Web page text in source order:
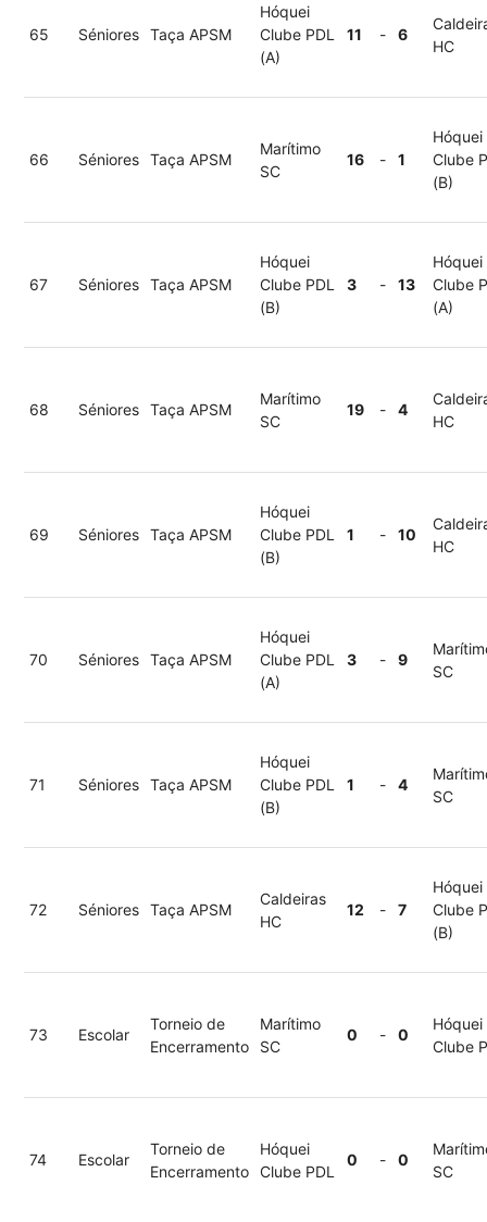
65 Séniores Taça APSM
Hóquei
Clube PDL
(A)
11 - 6
HC
66 Séniores Taça APSM
Marítimo
SC
16 - 1
Hóquei
Clube
(B)
67 Séniores Taça APSM
Hóquei
Clube PDL
(B)
3 - 13
Hóquei
Clube
(A)
68 Séniores Taça APSM
Marítimo
SC
19 - 4
HC
69 Séniores Taça APSM
Hóquei
Clube PDL
(B)
1 - 10
HC
70 Séniores Taça APSM
Hóquei
Clube PDL
(A)
3 - 9
SC
71 Séniores Taça APSM
Hóquei
Clube PDL
(B)
1 - 4
SC
72 Séniores Taça APSM
Caldeiras
HC
12 - 7
Hóquei
Clube
(B)
73 Escolar
Torneio de
Encerramento
Marítimo
SC
0 - 0
Hóquei
Clube
74 Escolar
Torneio de
Encerramento
Hóquei
Clube PDL
0 - 0
SC